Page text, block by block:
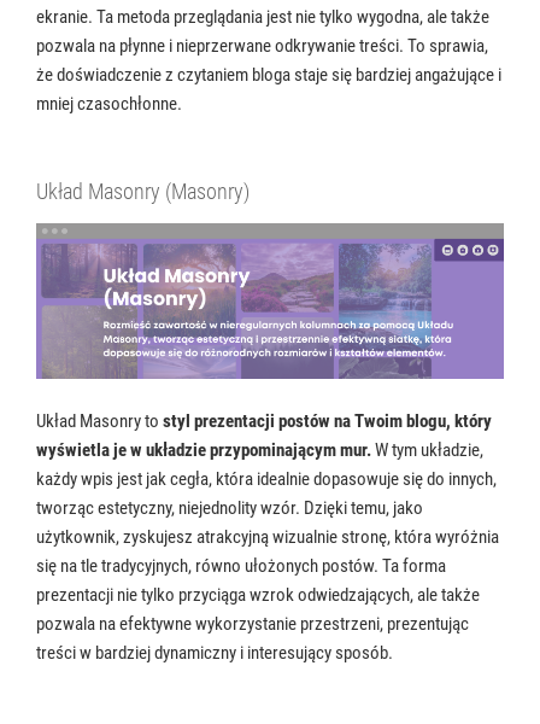
ekranie. Ta metoda przeglądania jest nie tylko wygodna, ale także
pozwala na płynne i nieprzerwane odkrywanie treści. To sprawia,
że doświadczenie z czytaniem bloga staje się bardziej angażujące i
mniej czasochłonne.
Układ Masonry (Masonry)
Układ Masonry to styl prezentacji postów na Twoim blogu, który
wyświetla je w układzie przypominającym mur.W tym układzie,
każdy wpis jest jak cegła, która idealnie dopasowuje się do innych,
tworząc estetyczny, niejednolity wzór. Dzięki temu, jako
użytkownik, zyskujesz atrakcyjną wizualnie stronę, która wyróżnia
się na tle tradycyjnych, równo ułożonych postów. Ta forma
prezentacji nie tylko przyciąga wzrok odwiedzających, ale także
pozwala na efektywne wykorzystanie przestrzeni, prezentując
treści w bardziej dynamiczny i interesujący sposób.